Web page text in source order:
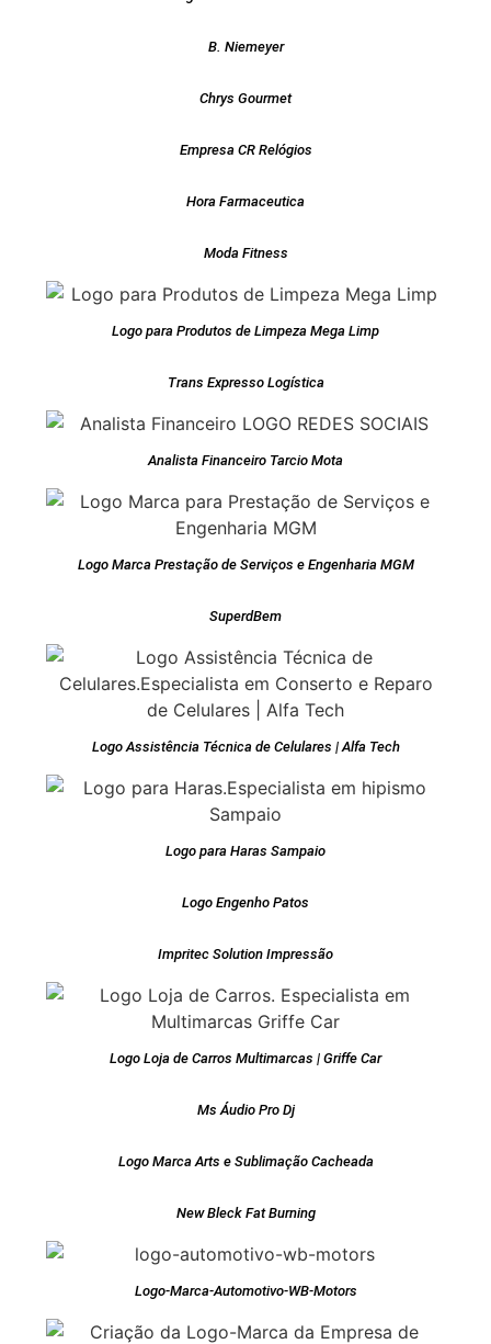
B. Niemeyer
Chrys Gourmet
Empresa CR Relógios
Hora Farmaceutica
Moda Fitness
Logo para Produtos de Limpeza Mega Limp
Trans Expresso Logística
Analista Financeiro Tarcio Mota
Logo Marca Prestação de Serviços e Engenharia MGM
SuperdBem
Logo Assistência Técnica de Celulares | Alfa Tech
Logo para Haras Sampaio
Logo Engenho Patos
Impritec Solution Impressão
Logo Loja de Carros Multimarcas | Griffe Car
Ms Áudio Pro Dj
Logo Marca Arts e Sublimação Cacheada
New Bleck Fat Burning
Logo-Marca-Automotivo-WB-Motors